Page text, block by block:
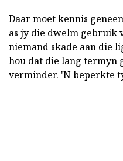
Daar moet kennis
as jy die dwelm gebruik
niemand skade aan die
hou dat die lang termyn
verminder. 'N beperkte